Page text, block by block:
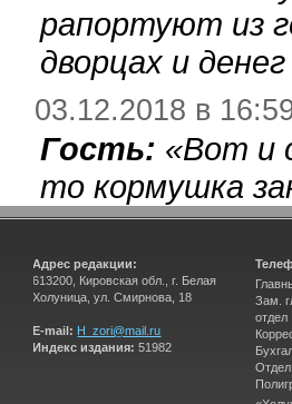
рапортуют из
дворцах и
03.12.2018 в
Гость: «Вот и
то кормушка
Адрес редакции:
613200, Кировская обл., г. Белая
Холуница, ул. Смирнова, 18
E-mail: H_zori@mail.ru
Индекс издания: 51982
Зам.
отдел